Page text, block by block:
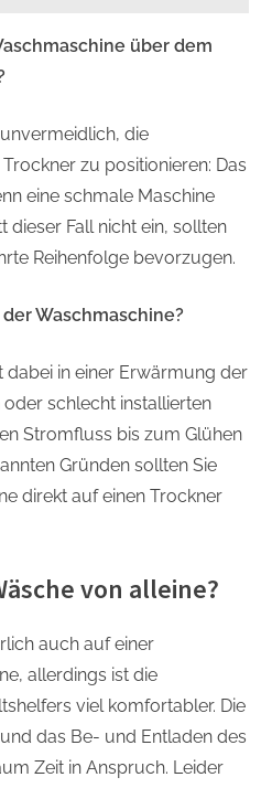
über dem
die
zu positionieren: Das
eine schmale Maschine
dieser Fall nicht ein, sollten
Reihenfolge bevorzugen.
Waschmaschine?
dabei in einer Erwärmung der
schlecht installierten
Stromfluss bis zum Glühen
Gründen sollten Sie
direkt auf einen Trockner
von alleine?
auch auf einer
allerdings ist die
viel komfortabler. Die
das Be- und Entladen des
Zeit in Anspruch. Leider